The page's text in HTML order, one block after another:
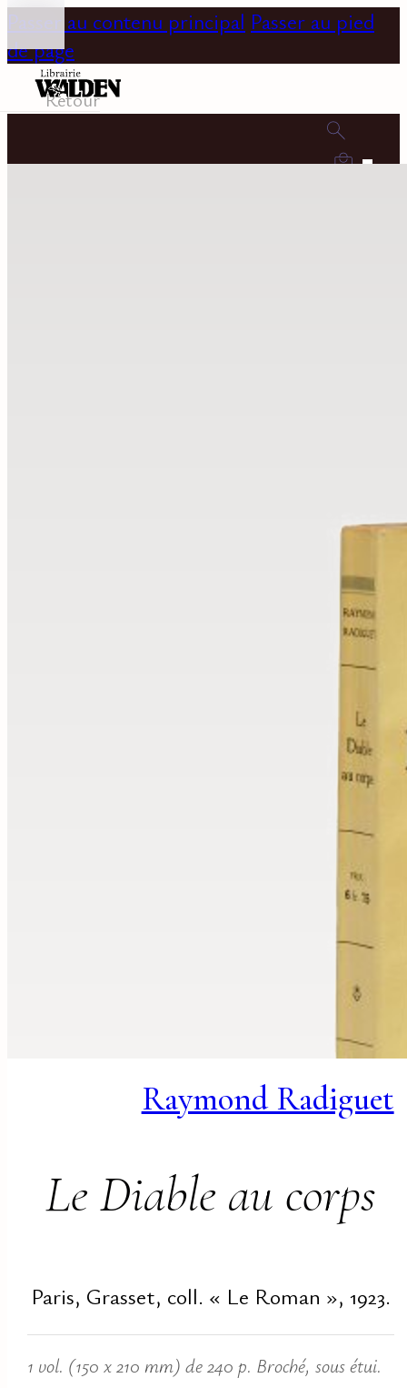
Passer au contenu principal Passer au pied
de page
0
Raymond Radiguet
Le Diable au corps
Paris, Grasset, coll. « Le Roman », 1923.
1 vol. (150 x 210 mm) de 240 p. Broché, sous étui.
Retour